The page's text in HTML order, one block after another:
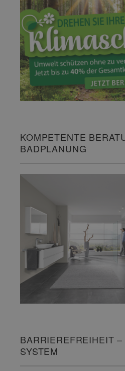
KOMPETENTE
BADPLANUNG
BARRIEREFREIHEIT
SYSTEM